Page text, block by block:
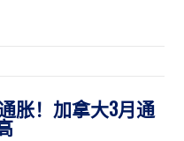
胀！加拿大3月通